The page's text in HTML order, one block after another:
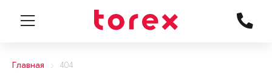
Главная 404